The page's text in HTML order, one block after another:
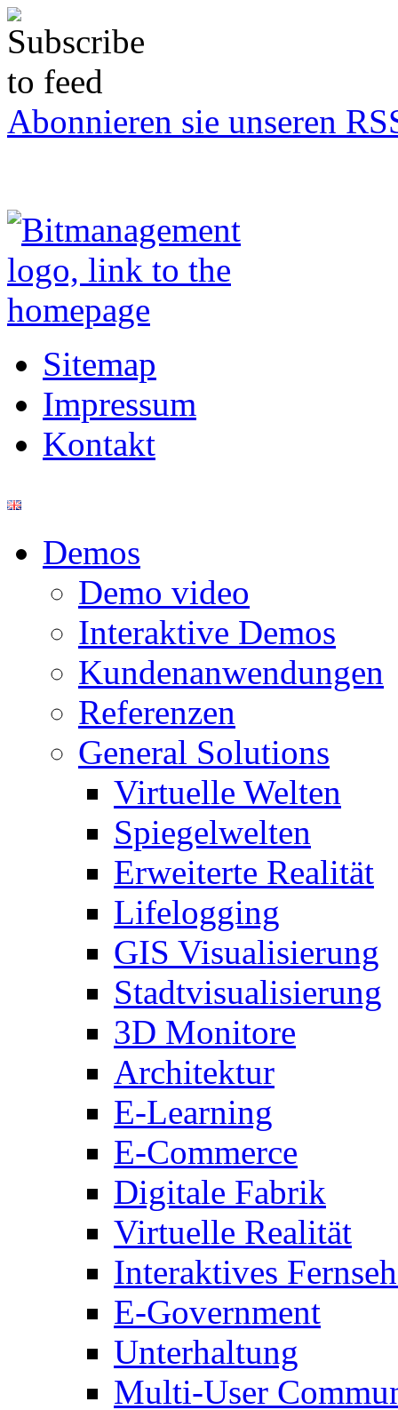
Abonnieren sie unseren
Sitemap
Impressum
Kontakt
Demos
Demo video
Interaktive Demos
Kundenanwendungen
Referenzen
General Solutions
Virtuelle Welten
Spiegelwelten
Erweiterte Realität
Lifelogging
GIS Visualisierung
Stadtvisualisierung
3D Monitore
Architektur
E-Learning
E-Commerce
Digitale Fabrik
Virtuelle Realität
Interaktives
E-Government
Unterhaltung
Multi-User